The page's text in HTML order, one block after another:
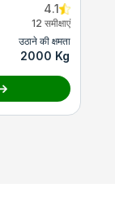
4.1
12 समीक्षाएं
उठाने की क्षमता
2000 Kg